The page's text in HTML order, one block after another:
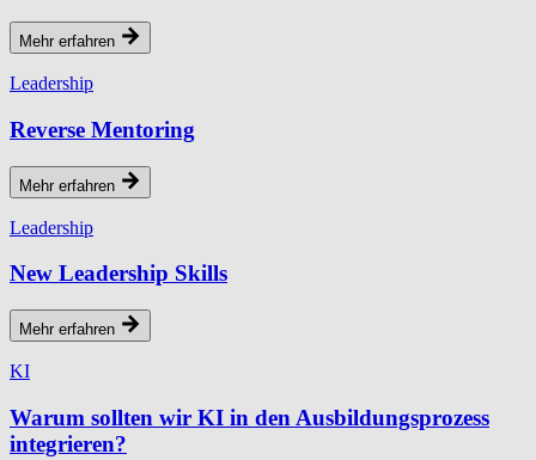
Mehr erfahren
Leadership
Reverse Mentoring
Mehr erfahren
Leadership
New Leadership Skills
Mehr erfahren
KI
Warum sollten wir KI in den Ausbildungsprozess
integrieren?